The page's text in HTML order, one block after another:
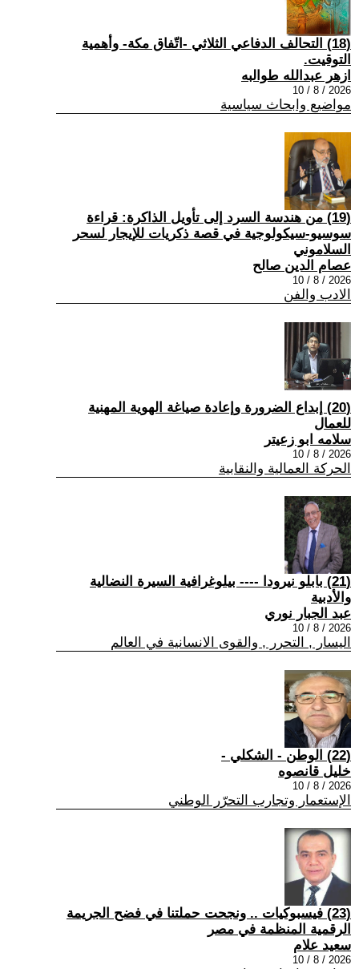
(18) التحالف الدفاعي الثلاثي -اتّفاق مكة- وأهمية
التوقيت.
ازهر عبدالله طوالبه
2026 / 8 / 10
مواضيع وابحاث سياسية
(19) من هندسة السرد إلى تأويل الذاكرة: قراءة
سوسيو-سيكولوجية في قصة ذكريات للإيجار لسحر
السلاموني
عصام الدين صالح
2026 / 8 / 10
الادب والفن
(20) إبداع الضرورة وإعادة صياغة الهوية المهنية
للعمال
سلامه ابو زعيتر
2026 / 8 / 10
الحركة العمالية والنقابية
(21) بابلو نيرودا ---- بيلوغرافية السيرة النضالية
والأدبية
عبد الجبار نوري
2026 / 8 / 10
اليسار , التحرر , والقوى الانسانية في العالم
(22) الوطن - الشكلي -
خليل قانصوه
2026 / 8 / 10
الإستعمار وتجارب التحرّر الوطني
(23) فيسبوكيات .. ونجحت حملتنا في فضح الجريمة
الرقمية المنظمة في مصر
سعيد علام
2026 / 8 / 10